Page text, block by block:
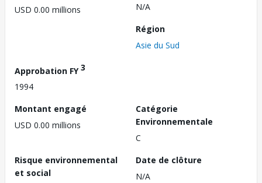
USD 0.00 millions
N/A
Région
Asie du Sud
Approbation FY3
1994
Montant engagé
USD 0.00 millions
Catégorie
Environnementale
C
Risque environnemental
et social
Date de clôture
N/A